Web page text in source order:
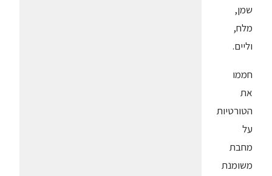
שמן,
מלח,
וליים.
חממו
את
הטורטיות
על
מחבת
משומנת